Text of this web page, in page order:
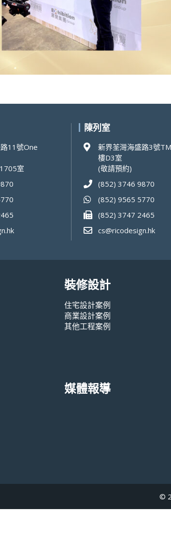
11號One
室
陳列室
新界荃灣海盛路3號
樓D3室
(敬請預約)
(852) 3746 9870
(852) 9565 5770
(852) 3747 2465
cs@ricodesign.hk
裝修設計
住宅設計案例
商業設計案例
其他工程案例
媒體報導
©